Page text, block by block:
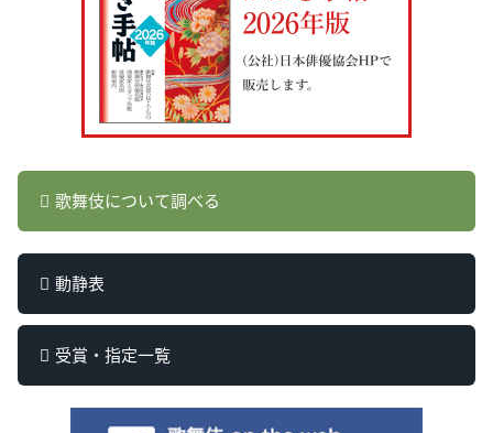
歌舞伎について調べる
動静表
受賞・指定一覧